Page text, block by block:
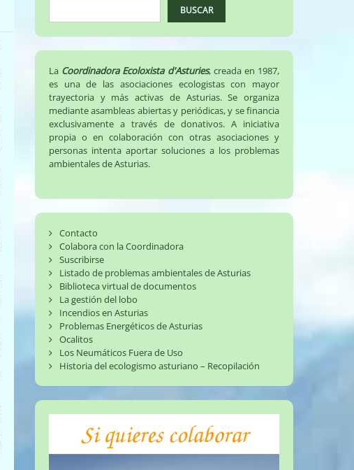
BUSCAR
La Coordinadora Ecoloxista d'Asturies, creada en 1987,
es una de las asociaciones ecologistas con mayor
trayectoria y más activas de Asturias. Se organiza
mediante asambleas abiertas y periódicas, y se financia
exclusivamente a través de donativos. A iniciativa
propia o en colaboración con otras asociaciones y
personas intenta aportar soluciones a los problemas
ambientales de Asturias.
Contacto
Colabora con la Coordinadora
Suscribirse
Listado de problemas ambientales de Asturias
Biblioteca virtual de documentos
La gestión del lobo
Incendios en Asturias
Problemas Energéticos de Asturias
Ocalitos
Los Neumáticos Fuera de Uso
Historia del ecologismo asturiano – Recopilación